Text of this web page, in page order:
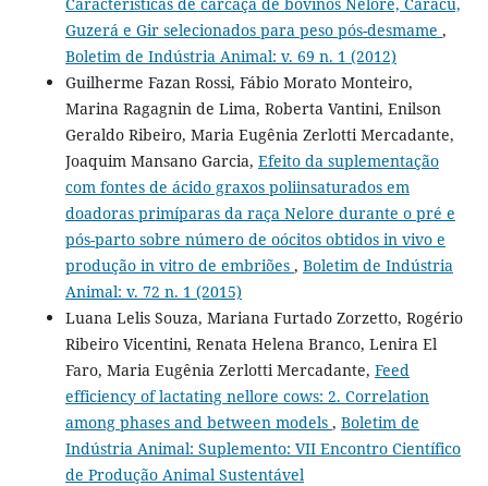
Guzerá e Gir selecionados para peso pós-desmame ,
Boletim de Indústria Animal: v. 69 n. 1 (2012)
Guilherme Fazan Rossi, Fábio Morato Monteiro,
Marina Ragagnin de Lima, Roberta Vantini, Enilson
Geraldo Ribeiro, Maria Eugênia Zerlotti Mercadante,
Joaquim Mansano Garcia, Efeito da suplementação
com fontes de ácido graxos poliinsaturados em
doadoras primíparas da raça Nelore durante o pré e
pós-parto sobre número de oócitos obtidos in vivo e
produção in vitro de embriões , Boletim de Indústria
Animal: v. 72 n. 1 (2015)
Luana Lelis Souza, Mariana Furtado Zorzetto, Rogério
Ribeiro Vicentini, Renata Helena Branco, Lenira El
Faro, Maria Eugênia Zerlotti Mercadante, Feed
efficiency of lactating nellore cows: 2. Correlation
among phases and between models , Boletim de
Indústria Animal: Suplemento: VII Encontro Científico
de Produção Animal Sustentável